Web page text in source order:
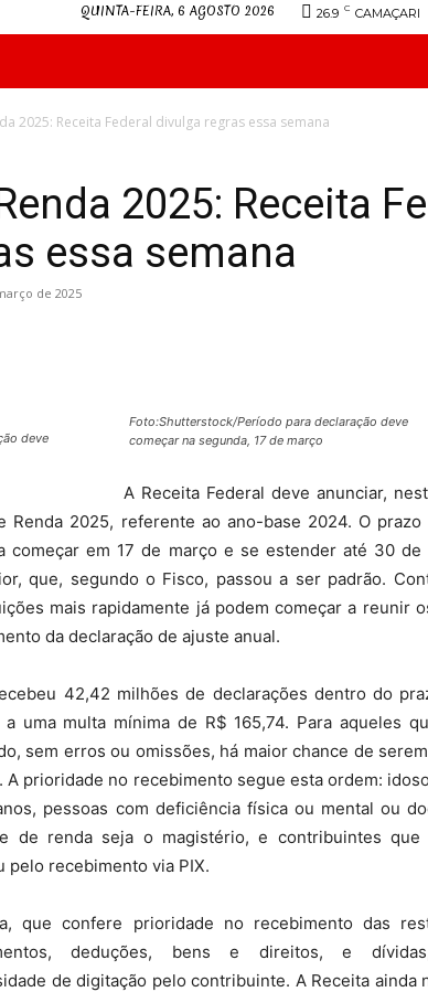
QUINTA-FEIRA, 6 AGOSTO 2026 26.9 C CAMAÇARI
2025: Receita Federal divulga regras essa semana
2025: Receita
essa semana
de 2025
deve
Foto:Shutterstock/Período para declaração deve
começar na segunda, 17 de março
A Receita Federal deve anunciar,
Renda 2025, referente ao ano-base 2024. O
começar em 17 de março e se estender até 30 de
que, segundo o Fisco, passou a ser padrão.
mais rapidamente já podem começar a reunir
da declaração de ajuste anual.
42,42 milhões de declarações dentro do
uma multa mínima de R$ 165,74. Para aqueles
sem erros ou omissões, há maior chance de
prioridade no recebimento segue esta ordem:
pessoas com deficiência física ou mental ou
de renda seja o magistério, e contribuintes que
recebimento via PIX.
que confere prioridade no recebimento das
deduções, bens e direitos, e
de digitação pelo contribuinte. A Receita ainda